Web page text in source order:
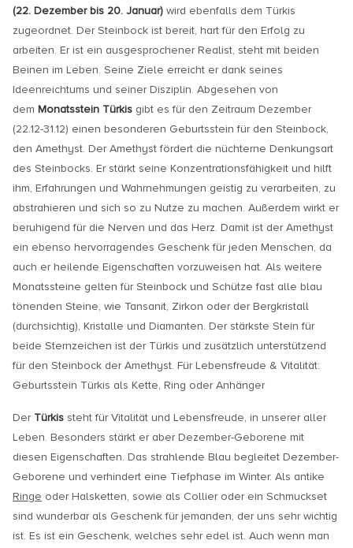
(22. Dezember bis 20. Januar) wird ebenfalls dem Türkis
zugeordnet. Der Steinbock ist bereit, hart für den Erfolg zu
arbeiten. Er ist ein ausgesprochener Realist, steht mit beiden
Beinen im Leben. Seine Ziele erreicht er dank seines
Ideenreichtums und seiner Disziplin. Abgesehen von
dem Monatsstein Türkis gibt es für den Zeitraum Dezember
(22.12-31.12) einen besonderen Geburtsstein für den Steinbock,
den Amethyst. Der Amethyst fördert die nüchterne Denkungsart
des Steinbocks. Er stärkt seine Konzentrationsfähigkeit und hilft
ihm, Erfahrungen und Wahrnehmungen geistig zu verarbeiten, zu
abstrahieren und sich so zu Nutze zu machen. Außerdem wirkt er
beruhigend für die Nerven und das Herz. Damit ist der Amethyst
ein ebenso hervorragendes Geschenk für jeden Menschen, da
auch er heilende Eigenschaften vorzuweisen hat. Als weitere
Monatssteine gelten für Steinbock und Schütze fast alle blau
tönenden Steine, wie Tansanit, Zirkon oder der Bergkristall
(durchsichtig), Kristalle und Diamanten. Der stärkste Stein für
beide Sternzeichen ist der Türkis und zusätzlich unterstützend
für den Steinbock der Amethyst. Für Lebensfreude & Vitalität:
Geburtsstein Türkis als Kette, Ring oder Anhänger
Der Türkis steht für Vitalität und Lebensfreude, in unserer aller
Leben. Besonders stärkt er aber Dezember-Geborene mit
diesen Eigenschaften. Das strahlende Blau begleitet Dezember-
Geborene und verhindert eine Tiefphase im Winter. Als antike
Ringe oder Halsketten, sowie als Collier oder ein Schmuckset
sind wunderbar als Geschenk für jemanden, der uns sehr wichtig
ist. Es ist ein Geschenk, welches sehr edel ist. Auch wenn man